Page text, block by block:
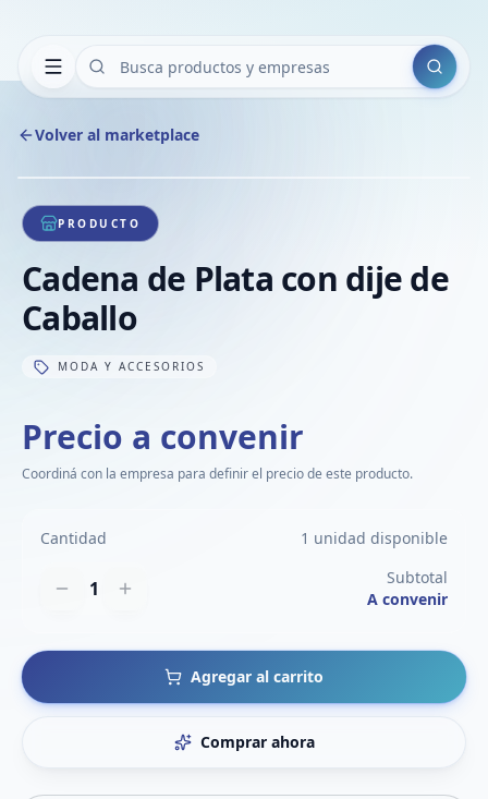
Buscar
Volver al marketplace
1/1
PRODUCTO
Cadena de Plata con dije de
Caballo
MODA Y ACCESORIOS
Precio a convenir
Coordiná con la empresa para definir el precio de este producto.
Cantidad 1 unidad disponible
1
Subtotal
A convenir
Agregar al carrito
Comprar ahora